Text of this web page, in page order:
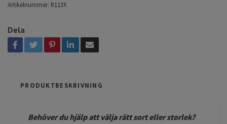
Artikelnummer: R113X
Dela
PRODUKTBESKRIVNING
Behöver du hjälp att välja rätt sort eller storlek?